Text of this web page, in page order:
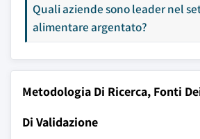
Quali aziende sono leader nel
alimentare argentato?
Metodologia Di Ricerca, Fonti
Di Validazione